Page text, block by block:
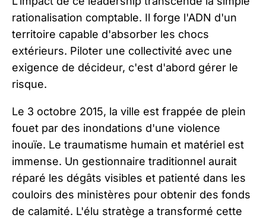
rationalisation comptable. Il forge l'ADN d'un
territoire capable d'absorber les chocs
extérieurs. Piloter une collectivité avec une
exigence de décideur, c'est d'abord gérer le
risque.
Le 3 octobre 2015, la ville est frappée de plein
fouet par des inondations d'une violence
inouïe. Le traumatisme humain et matériel est
immense. Un gestionnaire traditionnel aurait
réparé les dégâts visibles et patienté dans les
couloirs des ministères pour obtenir des fonds
de calamité. L'élu stratège a transformé cette